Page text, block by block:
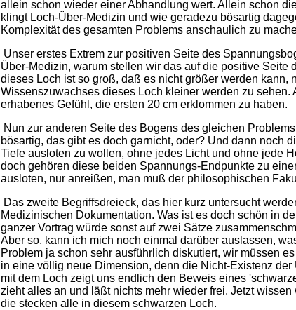
allein schon wieder einer Abhandlung wert. Allein schon
klingt Loch-Über-Medizin und wie geradezu bösartig
Komplexität des gesamten Problems anschaulich zu
Unser erstes Extrem zur positiven Seite des
Über-Medizin, warum stellen wir das auf die positive
dieses Loch ist so groß, daß es nicht größer werden kann,
Wissenszuwachses dieses Loch kleiner werden zu
erhabenes Gefühl, die ersten 20 cm erklommen zu haben.
Nun zur anderen Seite des Bogens des gleichen
bösartig, das gibt es doch garnicht, oder? Und dann noch
Tiefe ausloten zu wollen, ohne jedes Licht und ohne jede
doch gehören diese beiden Spannungs-Endpunkte zu
ausloten, nur anreißen, man muß der philosophischen
Das zweite Begriffsdreieck, das hier kurz untersucht
Medizinischen Dokumentation. Was ist es doch schön in
ganzer Vortrag würde sonst auf zwei Sätze
Aber so, kann ich mich noch einmal darüber auslassen,
Problem ja schon sehr ausführlich diskutiert, wir müssen
in eine völlig neue Dimension, denn die Nicht-Existenz
mit dem Loch zeigt uns endlich den Beweis eines
zieht alles an und läßt nichts mehr wieder frei. Jetzt
die stecken alle in diesem schwarzen Loch.